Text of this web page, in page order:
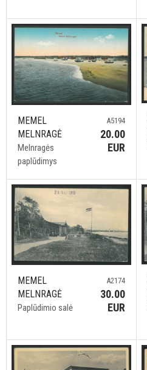
MEMEL
MELNRAGĖ
Melnragės
paplūdimys
A5194
20.00
EUR
MEMEL
MELNRAGĖ
Paplūdimio salė
A2174
30.00
EUR